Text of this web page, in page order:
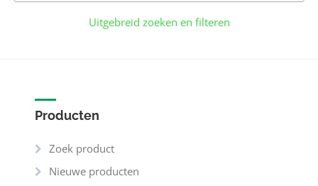
Uitgebreid zoeken en filteren
Producten
Zoek product
Nieuwe producten